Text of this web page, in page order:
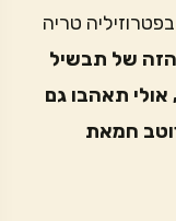
טריה
של תבשיל
אולי תאהבו גם
חמאת